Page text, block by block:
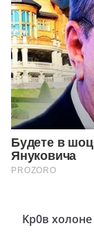
Kр0в холоне